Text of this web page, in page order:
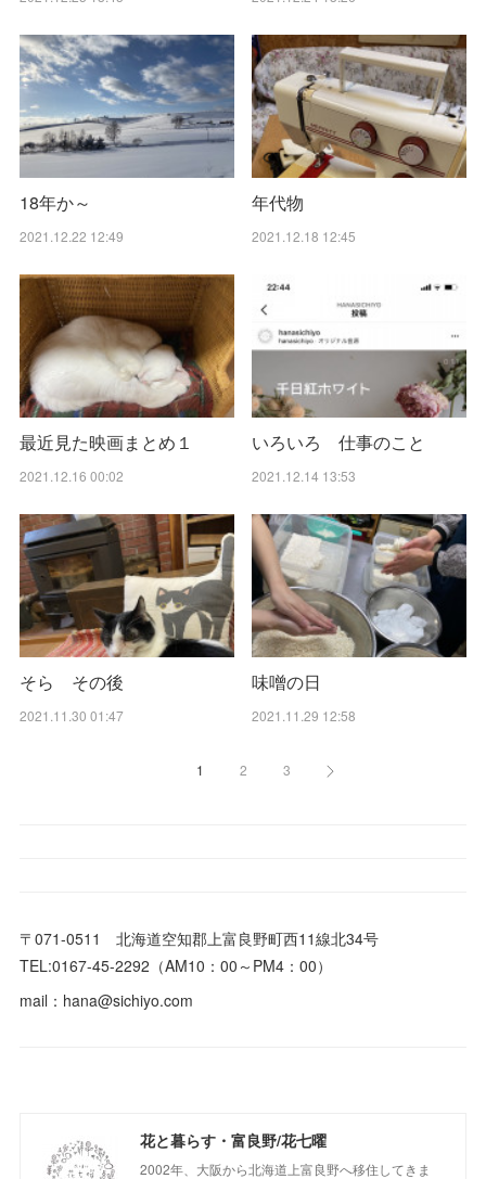
18年か～
2021.12.22 12:49
年代物
2021.12.18 12:45
最近見た映画まとめ１
2021.12.16 00:02
いろいろ 仕事のこと
2021.12.14 13:53
そら その後
2021.11.30 01:47
味噌の日
2021.11.29 12:58
1 2 3
〒071-0511 北海道空知郡上富良野町西11線北34号
TEL:0167-45-2292（AM10：00～PM4：00）
mail：hana@sichiyo.com
花と暮らす・富良野/花七曜
2002年、大阪から北海道上富良野へ移住してきま